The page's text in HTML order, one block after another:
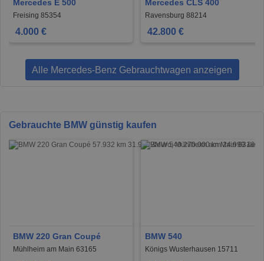
Mercedes E 500
Freising 85354
4.000 €
Mercedes CLS 400
Ravensburg 88214
42.800 €
Alle Mercedes-Benz Gebrauchtwagen anzeigen
Gebrauchte BMW günstig kaufen
BMW 220 Gran Coupé
Mühlheim am Main 63165
BMW 540
Königs Wusterhausen 15711